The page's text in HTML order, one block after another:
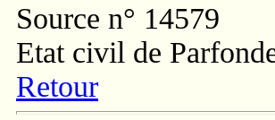
Source n° 14579
Etat civil de
Retour